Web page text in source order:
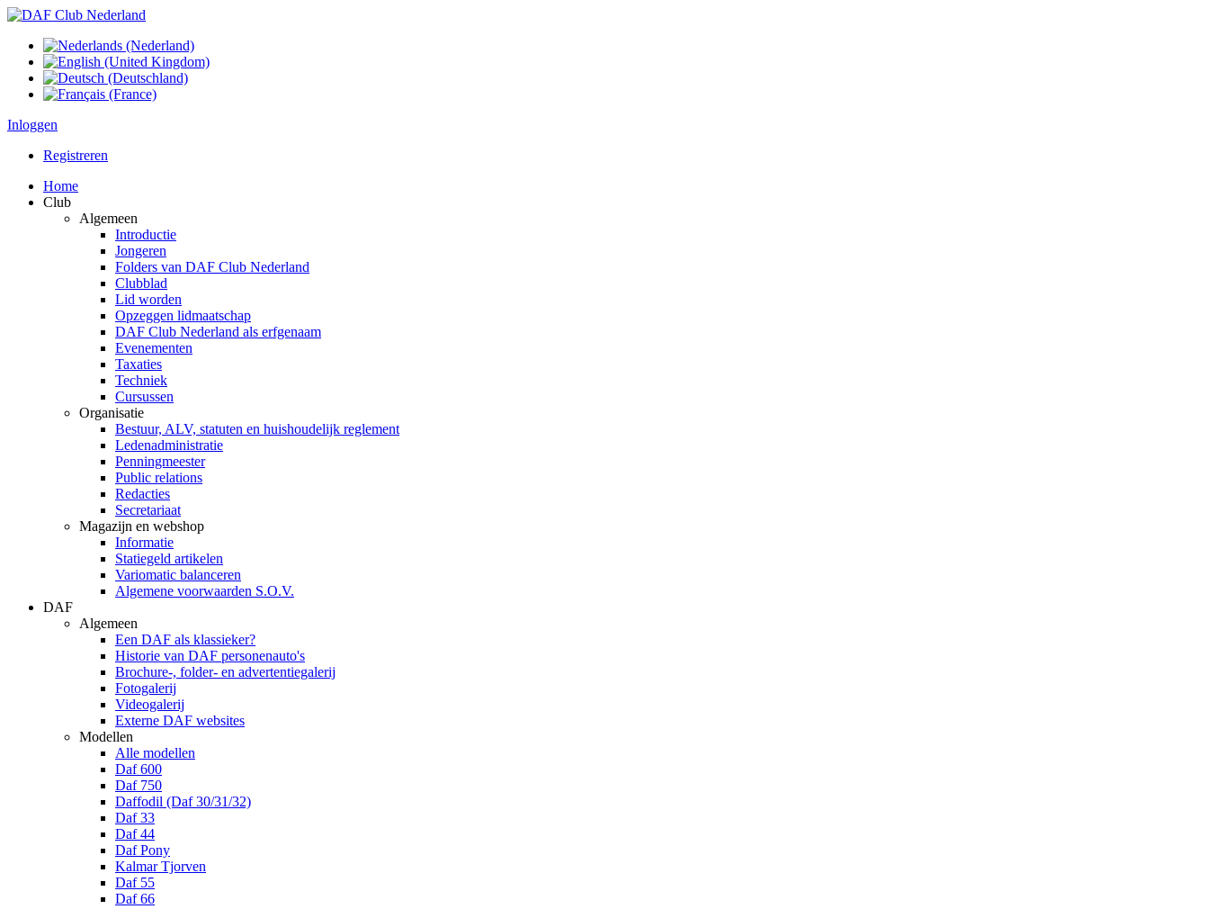
Inloggen
Registreren
Home
Club
Algemeen
Introductie
Jongeren
Folders van DAF Club Nederland
Clubblad
Lid worden
Opzeggen lidmaatschap
DAF Club Nederland als erfgenaam
Evenementen
Taxaties
Techniek
Cursussen
Organisatie
Bestuur, ALV, statuten en huishoudelijk reglement
Ledenadministratie
Penningmeester
Public relations
Redacties
Secretariaat
Magazijn en webshop
Informatie
Statiegeld artikelen
Variomatic balanceren
Algemene voorwaarden S.O.V.
DAF
Algemeen
Een DAF als klassieker?
Historie van DAF personenauto's
Brochure-, folder- en advertentiegalerij
Fotogalerij
Videogalerij
Externe DAF websites
Modellen
Alle modellen
Daf 600
Daf 750
Daffodil (Daf 30/31/32)
Daf 33
Daf 44
Daf Pony
Kalmar Tjorven
Daf 55
Daf 66